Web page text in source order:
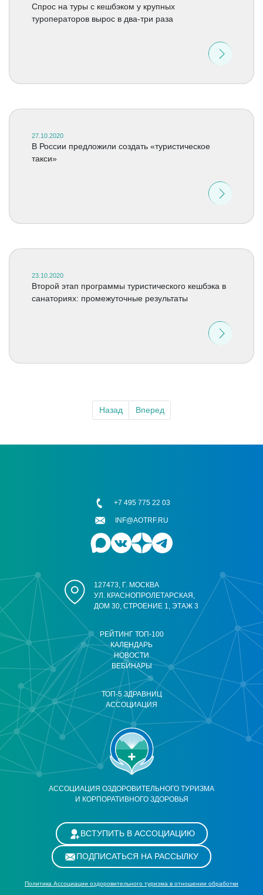
Спрос на туры с кешбэком у крупных
туроператоров вырос в два-три раза
27.10.2020
В России предложили создать «туристическое
такси»
23.10.2020
Второй этап программы туристического кешбэка в
санаториях: промежуточные результаты
Назад Вперед
АССОЦИАЦИЯ ОЗДОРОВИТЕЛЬНОГО ТУРИЗМА
И КОРПОРАТИВНОГО ЗДОРОВЬЯ
РЕЙТИНГ ТОП-100
КАЛЕНДАРЬ
НОВОСТИ
ВЕБИНАРЫ
ТОП-5 ЗДРАВНИЦ
АССОЦИАЦИЯ
127473, Г. МОСКВА
УЛ. КРАСНОПРОЛЕТАРСКАЯ,
ДОМ 30, СТРОЕНИЕ 1, ЭТАЖ 3
+7 495 775 22 03
INF@AOTRF.RU
ВСТУПИТЬ В АССОЦИАЦИЮ
ПОДПИСАТЬСЯ НА РАССЫЛКУ
Политика Ассоциации оздоровительного туризма в отношении обработки